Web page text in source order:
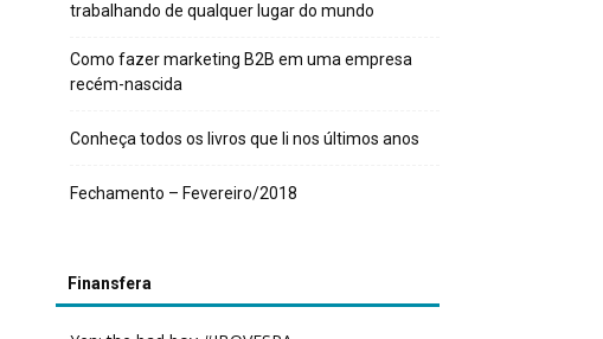
trabalhando de qualquer lugar do mundo
Como fazer marketing B2B em uma empresa
recém-nascida
Conheça todos os livros que li nos últimos anos
Fechamento – Fevereiro/2018
Finansfera